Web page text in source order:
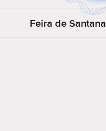
Feira de Santana